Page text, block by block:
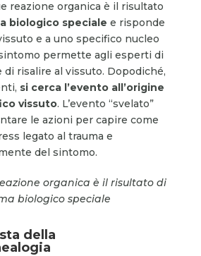
reazione organica è il risultato
biologico speciale e risponde
e a uno specifico nucleo
permette agli esperti di
di risalire al vissuto. Dopodiché,
si cerca l’evento all’origine
vissuto. L’evento “svelato”
le azioni per capire come
legato al trauma e
del sintomo.
organica è il risultato di
biologico speciale
della